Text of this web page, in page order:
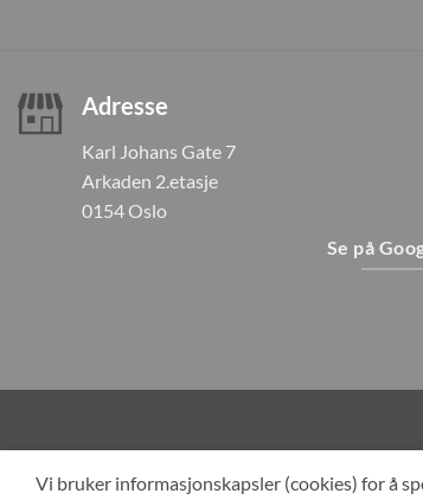
Adresse
Karl Johans Gate 7
Arkaden 2.etasje
0154 Oslo
Se på
Vi bruker informasjonskapsler (cookies) for å